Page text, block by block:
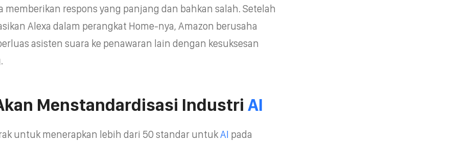
memberikan respons yang panjang dan bahkan salah. Setelah
Alexa dalam perangkat Home-nya, Amazon berusaha
asisten suara ke penawaran lain dengan kesuksesan
Menstandardisasi Industri AI
untuk menerapkan lebih dari 50 standar untukAI pada